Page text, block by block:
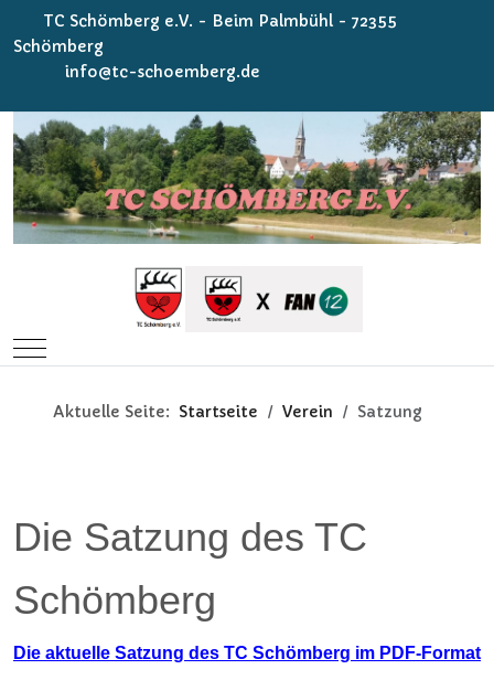
TC Schömberg e.V. - Beim Palmbühl - 72355
Schömberg
info@tc-schoemberg.de
Mobile Menu Toggle
Aktuelle Seite: Startseite Verein Satzung
Die Satzung des TC
Schömberg
Die aktuelle Satzung des TC Schömberg im PDF-Format